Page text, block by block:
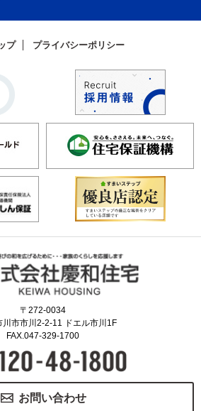
プ プライバシーポリシー
〒272-0034
川市市川2-2-11 ドエル市川1F
FAX.047-329-1700
お問い合わせ